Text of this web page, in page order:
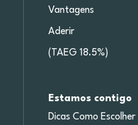
Vantagens
Aderir
(TAEG 18.5%)
Estamos contigo
Dicas Como Escolher